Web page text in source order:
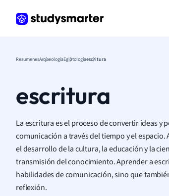
ResumenesArqueologíaEgiptologíaescritura
escritura
La escritura es el proceso de convertir ideas
comunicación a través del tiempo y el
el desarrollo de la cultura, la educación y la
transmisión del conocimiento. Aprender a
habilidades de comunicación, sino que
reflexión.